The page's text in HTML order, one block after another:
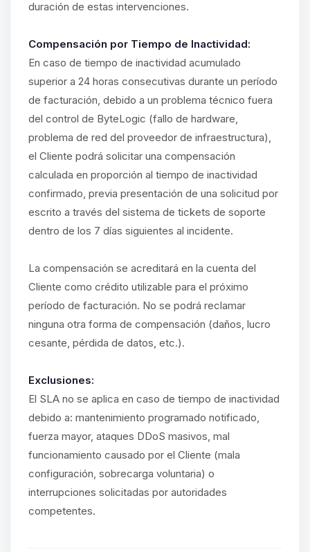
duración de estas intervenciones.
Compensación por Tiempo de Inactividad:
En caso de tiempo de inactividad acumulado
superior a 24 horas consecutivas durante un período
de facturación, debido a un problema técnico fuera
del control de ByteLogic (fallo de hardware,
problema de red del proveedor de infraestructura),
el Cliente podrá solicitar una compensación
calculada en proporción al tiempo de inactividad
confirmado, previa presentación de una solicitud por
escrito a través del sistema de tickets de soporte
dentro de los 7 días siguientes al incidente.
La compensación se acreditará en la cuenta del
Cliente como crédito utilizable para el próximo
período de facturación. No se podrá reclamar
ninguna otra forma de compensación (daños, lucro
cesante, pérdida de datos, etc.).
Exclusiones:
El SLA no se aplica en caso de tiempo de inactividad
debido a: mantenimiento programado notificado,
fuerza mayor, ataques DDoS masivos, mal
funcionamiento causado por el Cliente (mala
configuración, sobrecarga voluntaria) o
interrupciones solicitadas por autoridades
competentes.